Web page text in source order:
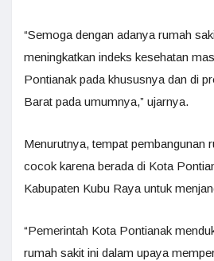
“Semoga dengan adanya rumah
meningkatkan indeks kesehatan
Pontianak pada khususnya dan di
Barat pada umumnya,” ujarnya.
Menurutnya, tempat pembangunan
cocok karena berada di Kota
Kabupaten Kubu Raya untuk
“Pemerintah Kota Pontianak
rumah sakit ini dalam upaya